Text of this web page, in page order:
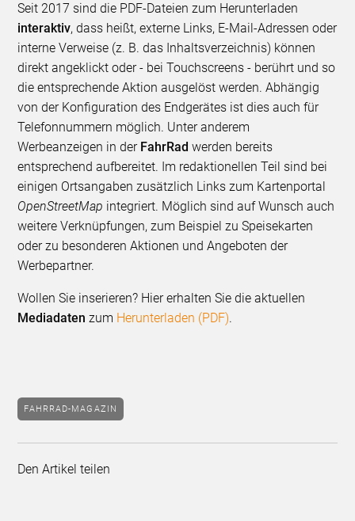
Seit 2017 sind die PDF-Dateien zum Herunterladen
interaktiv, dass heißt, externe Links, E-Mail-Adressen oder
interne Verweise (z. B. das Inhaltsverzeichnis) können
direkt angeklickt oder - bei Touchscreens - berührt und so
die entsprechende Aktion ausgelöst werden. Abhängig
von der Konfiguration des Endgerätes ist dies auch für
Telefonnummern möglich. Unter anderem
Werbeanzeigen in der FahrRad werden bereits
entsprechend aufbereitet. Im redaktionellen Teil sind bei
einigen Ortsangaben zusätzlich Links zum Karten­portal
OpenStreetMap integriert. Möglich sind auf Wunsch auch
weitere Verknüpfungen, zum Beispiel zu Speisekarten
oder zu beson­deren Aktionen und Angeboten der
Werbepartner.
Wollen Sie inserieren? Hier erhalten Sie die aktuellen
Mediadaten zum Herunterladen (PDF).
FAHRRAD-MAGAZIN
Den Artikel teilen